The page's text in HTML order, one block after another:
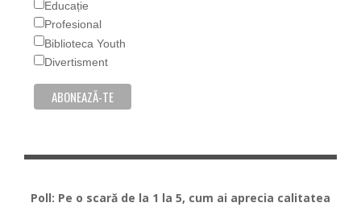
Educație
Profesional
Biblioteca Youth
Divertisment
Poll: Pe o scară de la 1 la 5, cum ai aprecia calitatea